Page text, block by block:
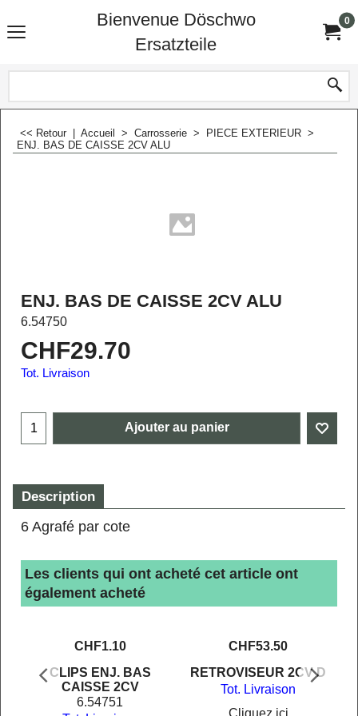
Bienvenue Döschwo
Ersatzteile
0
<< Retour Accueil > Carrosserie > PIECE EXTERIEUR >
ENJ. BAS DE CAISSE 2CV ALU
ENJ. BAS DE CAISSE 2CV ALU
6.54750
CHF29.70
Tot. Livraison
Ajouter au panier
Description
6 Agrafé par cote
Les clients qui ont acheté cet article ont
également acheté
CHF1.10
CLIPS ENJ. BAS
CAISSE 2CV
6.54751
CHF53.50
RETROVISEUR 2CV D
Tot. Livraison
Cliquez ici